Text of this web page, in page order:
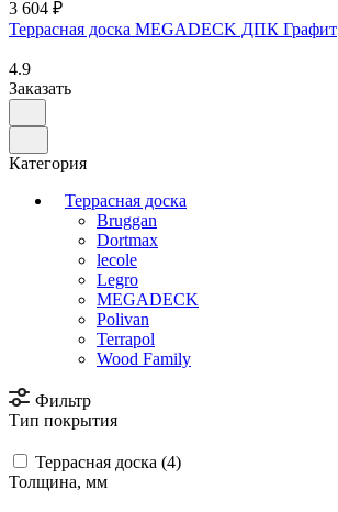
3 604 ₽
Террасная доска MEGADECK ДПК Графит
4.9
Заказать
Категория
Террасная доска
Bruggan
Dortmax
lecole
Legro
MEGADECK
Polivan
Terrapol
Wood Family
Фильтр
Тип покрытия
Террасная доска (4)
Толщина, мм